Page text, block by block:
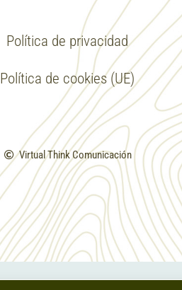
Política de privacidad
Política de cookies (UE)
Virtual Think Comunicación